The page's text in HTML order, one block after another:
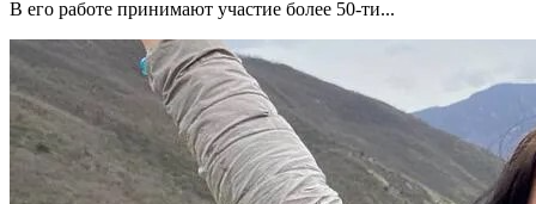
В его работе принимают участие более 50-ти...